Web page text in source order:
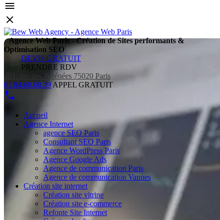
Agence Web Paris - Création de Sites performants &
Optimisation SEO
DEVIS GRATUIT
PRENDRE RDV
401, rue des Pyrénées 75020 Paris
01.84.60.68.39 APPEL GRATUIT
Accueil
Agence Internet
agence SEO Paris
Consultant SEO Paris
Agence WordPress Paris
Agence Google Ads
Agence de communication Paris
Agence de communication Vannes
Création site internet
Création site vitrine
Création site e-commerce
Refonte Site Internet